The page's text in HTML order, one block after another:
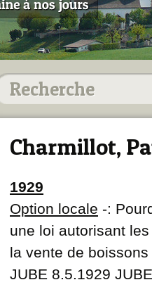
Charmillot,
1929
Option locale -:
une loi autorisant
la vente de
JUBE 8.5.1929